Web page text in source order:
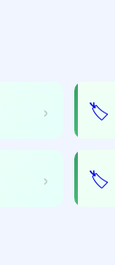
› 🏷️
› 🏷️